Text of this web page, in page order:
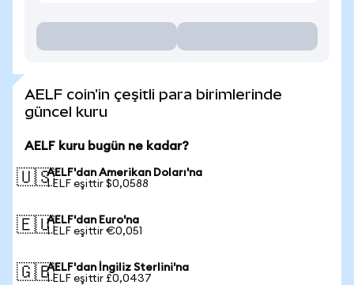
AELF coin'in çeşitli para birimlerinde
güncel kuru
AELF kuru bugün ne kadar?
🇺🇸AELF'dan Amerikan Doları'na
1 ELF eşittir $0,0588
🇪🇺AELF'dan Euro'na
1 ELF eşittir €0,051
🇬🇧AELF'dan İngiliz Sterlini'na
1 ELF eşittir £0,0437